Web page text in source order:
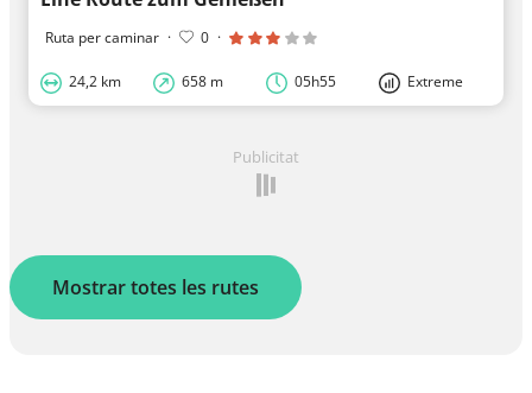
Ruta per caminar · 0 ·
24,2 km 658 m 05h55 Extreme
Publicitat
Mostrar totes les rutes